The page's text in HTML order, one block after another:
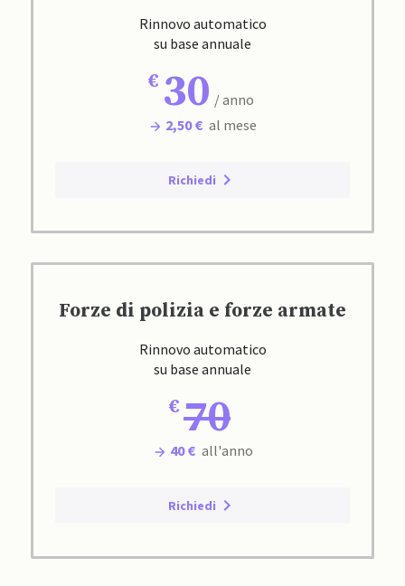
Rinnovo automatico
su base annuale
30 / anno
2,50 € al mese
Richiedi
Forze di polizia e forze armate
Rinnovo automatico
su base annuale
70
40 € all'anno
Richiedi